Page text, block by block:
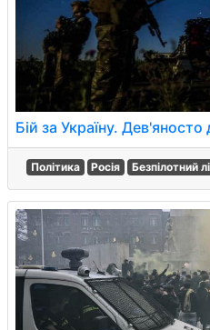
Бій за Україну.
Політика Росія Безпілотний